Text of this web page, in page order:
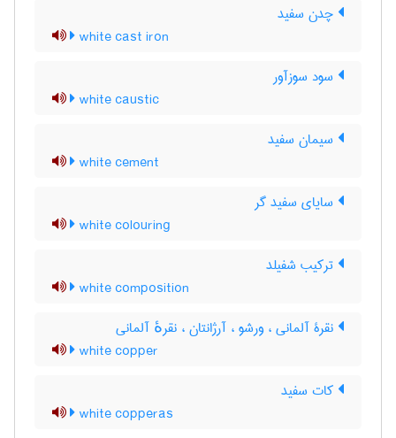
چدن سفید
white cast iron
سود سوزآور
white caustic
سیمان سفید
white cement
سایای سفید گر
white colouring
ترکیب شفیلد
white composition
نقرۀ آلمانی ، ورشو ، آرژانتان ، نقرهٔ آلمانی
white copper
کات سفید
white copperas